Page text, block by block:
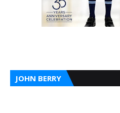
JOHN BERRY